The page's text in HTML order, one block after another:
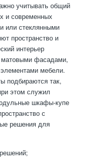
учитывать общий
и современных
или стеклянными
пространство и
интерьер
фасадами,
мебели.
подбираются так,
этом служил
шкафы-купе
с
решения для